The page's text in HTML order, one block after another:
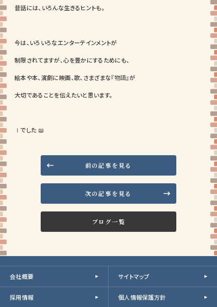
昔話には、いろんな生きるヒントも。
今は、いろいろなエンターテインメントが
制限されてますが、心を豊かにするためにも、
絵本や本、演劇に映画、歌、さまざまな『物語』が
大切であることを伝えたいと思います。
Ⅰでした 📖
前の記事を見る
ブログ一覧
次の記事を見る
会社概要 サイトマップ
採用情報 個人情報保護方針